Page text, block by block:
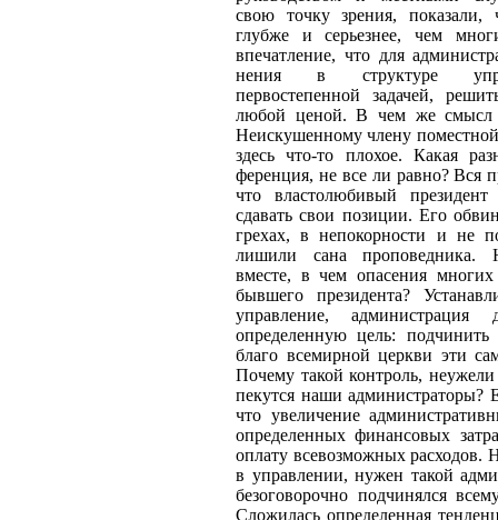
свою точку зрения, показали,
глубже и серьезнее, чем
впечатление, что для
нения в структуре
первостепенной задачей,
любой ценой. В чем же смысл
Неискушенному члену
здесь что-то пло­хое. Какая
ференция, не все ли равно? Вся
что властолюби­вый
сдавать свои позиции. Его
грехах, в непокорности и не
лишили сана проповедника.
вместе, в чем опасения
бывшего прези­дента?
управление, администрация
определенную цель:
благо всемирной церкви эти
Почему такой контроль,
пекут­ся наши
что увеличение
оп­ределенных финансовых
оплату всевозможных расходов.
в управлении, нужен такой
безоговорочно под­чинялся
Сложилась определенная